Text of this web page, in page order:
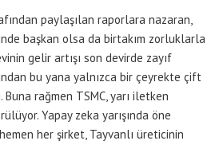
paylaşılan raporlara nazaran,
başkan olsa da birtakım zorluklarla
gelir artışı son devirde zayıf
bu yana yalnızca bir çeyrekte çift
rağmen TSMC, yarı iletken
Yapay zeka yarışında öne
her şirket, Tayvanlı üreticinin